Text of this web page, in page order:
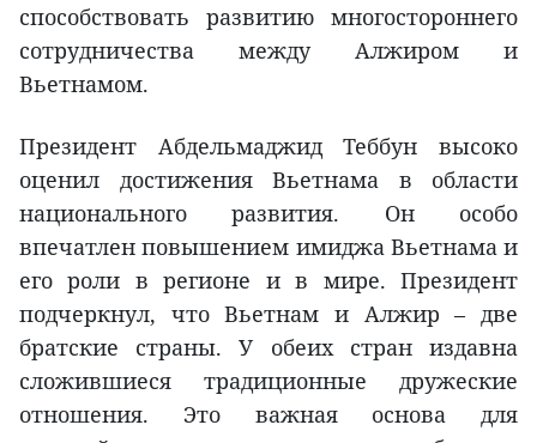
способствовать развитию многостороннего
сотрудничества между Алжиром и
Вьетнамом.
Президент Абдельмаджид Теббун высоко
оценил достижения Вьетнама в области
национального развития. Он особо
впечатлен повышением имиджа Вьетнама и
его роли в регионе и в мире. Президент
подчеркнул, что Вьетнам и Алжир – две
братские страны. У обеих стран издавна
сложившиеся традиционные дружеские
отношения. Это важная основа для